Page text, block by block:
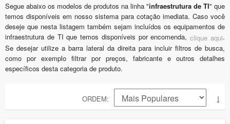
Segue abaixo os modelos de produtos na linha "infraestrutura de TI" que
temos disponíveis em nosso sistema para cotação imediata. Caso você
deseje que nesta listagem também sejam incluídos os equipamentos de
infraestrutura de TI que temos disponíveis por encomenda,clique aqui.
Se desejar utilize a barra lateral da direita para incluir filtros de busca,
como por exemplo filtrar por preços, fabricante e outros detalhes
específicos desta categoria de produto.
ORDEM